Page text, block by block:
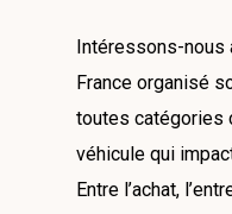
Intéressons-nous
France organisé
toutes catégories
véhicule qui
Entre l’achat,